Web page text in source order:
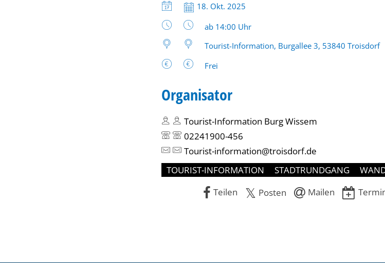
Datum:
18. Okt. 2025
Uhrzeit:
ab 14:00 Uhr
Tourist-Information, Burgallee 3, 53840 Troisdorf
Frei
Organisator
Tourist-Information Burg Wissem
02241900-456
Tourist-information@troisdorf.de
TOURIST-INFORMATION
STADTRUNDGANG
Teilen
Posten Mailen